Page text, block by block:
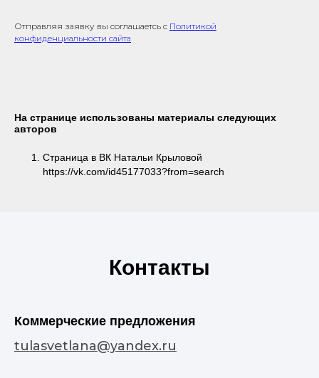
Отправляя заявку вы соглашаетсь с Политикой
конфиденциальности сайта
На странице использованы материалы следующих
авторов
Страница в ВК Натальи Крыловой
https://vk.com/id45177033?from=search
Контакты
Коммерческие предложения
tulasvetlana@yandex.ru